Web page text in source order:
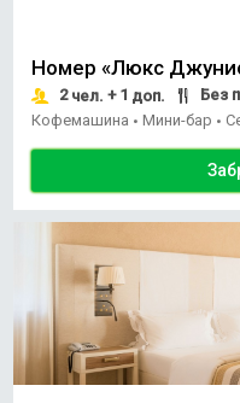
Номер «Люкс
2чел. + 1 доп.
Без
Кофемашина • Мини-бар •